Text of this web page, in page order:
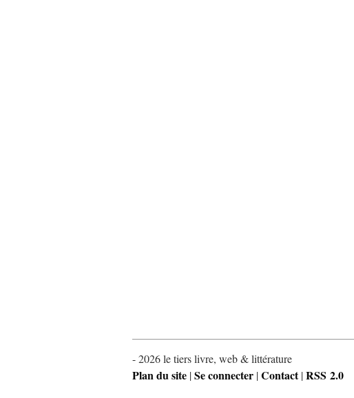
- 2026 le tiers livre, web & littérature
Plan du site |Se connecter |Contact|RSS 2.0